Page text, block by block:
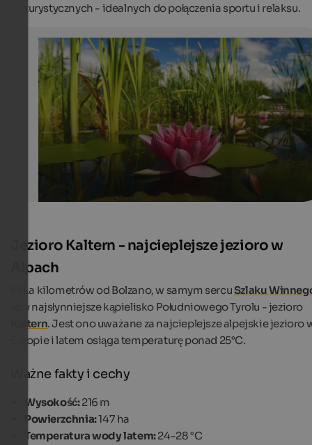
Water lily at the natural bathing pond Gargazon
The numerous water plants int he natural pond clean
and make sure that chlorine is not needed int he
Naturbad Gargazon - Georg Mayr
turystycznych - idealnych do połączenia sportu i relaksu.
Jezioro Kaltern - najcieplejsze jezioro w
Alpach
Kilka kilometrów od Bolzano, w samym sercuSzlaku
leży najsłynniejsze kąpielisko Południowego Tyrolu - jezioro
Kaltern. Jest ono uważane za najcieplejsze alpejskie jezioro
Europie i latem osiąga temperaturę ponad 25°C.
Ważne fakty i cechy
Wysokość:216 m
Powierzchnia:147 ha
Temperatura wody latem:24-28 °C